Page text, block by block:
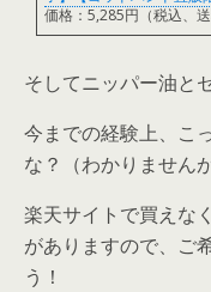
価格：5,285円（税込、送
そしてニッパー油と
今までの経験上、こ
な？（わかりません
楽天サイトで買えな
がありますので、ご
う！